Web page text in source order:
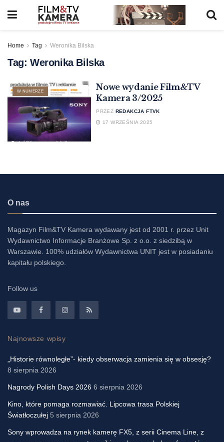
Home Tag Weronika Bilska
Tag: Weronika Bilska
W NUMERZE
Nowe wydanie Film&TV
Kamera 3/2025
PRZEZ REDAKCJA FTVK
17 WRZEŚNIA 2025
O nas
Magazyn Film&TV Kamera wydawany jest od 2001 r. przez Unit
Wydawnictwo Informacje Branżowe Sp. z o.o. z siedzibą w
Warszawie. 100% udziałów Wydawnictwa UNIT jest w posiadaniu
kapitału polskiego.
Follow us
Najnowsze wpisy
„Historie równoległe”- kiedy obserwacja zamienia się w obsesję?
8 sierpnia 2026
Nagrody Polish Days 2026 6 sierpnia 2026
Kino, które pomaga rozmawiać. Lipcowa trasa Polskiej
Światłoczułej 5 sierpnia 2026
Sony wprowadza na rynek kamerę FX5, z serii Cinema Line, z